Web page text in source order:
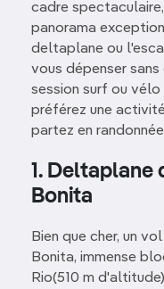
cadre
panorama
deltaplane ou
vous dépenser
session surf ou vélo
préférez une
partez en
1. Deltaplane
Bonita
Bien que cher, un
Bonita, immense
Rio(510 m